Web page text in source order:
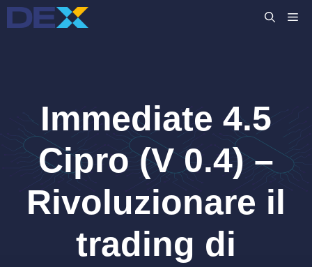
Vai
al
Immediate 4.5
Cipro (V 0.4) –
Rivoluzionare il
trading di